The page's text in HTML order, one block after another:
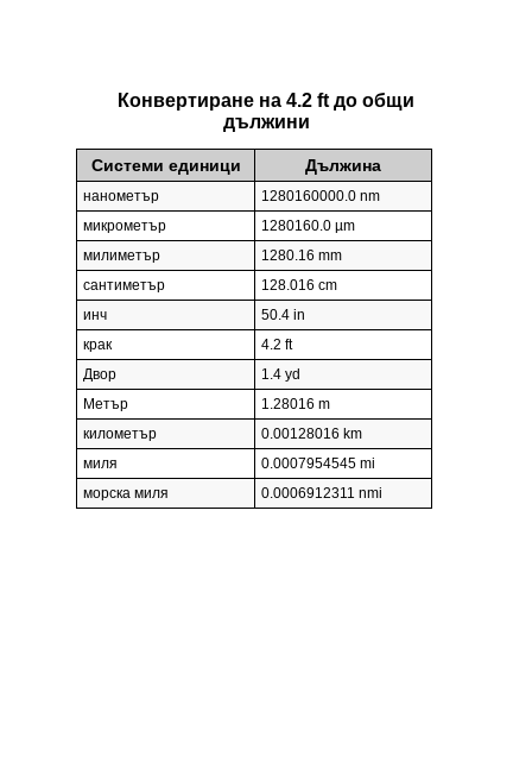
Конвертиране на 4.2 ft до общи
дължини
Системи единици Дължина
нанометър
1280160000.0 nm
микрометър
1280160.0 µm
милиметър
1280.16 mm
сантиметър
128.016 cm
инч
50.4 in
крак
4.2 ft
Двор
1.4 yd
Метър
1.28016 m
километър
0.00128016 km
миля
0.0007954545 mi
морска миля
0.0006912311 nmi